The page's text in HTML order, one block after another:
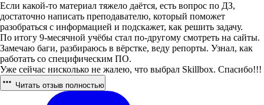
Если какой-то материал тяжело даётся, есть вопрос по ДЗ,
достаточно написать преподавателю, который поможет
разобраться с информацией и подскажет, как решить задачу.
По итогу 9-месячной учёбы стал по-другому смотреть на сайты.
Замечаю баги, разбираюсь в вёрстке, веду репорты. Узнал, как
работать со специфическим ПО.
Уже сейчас нисколько не жалею, что выбрал Skillbox. Спасибо!!!
Читать отзыв полностью